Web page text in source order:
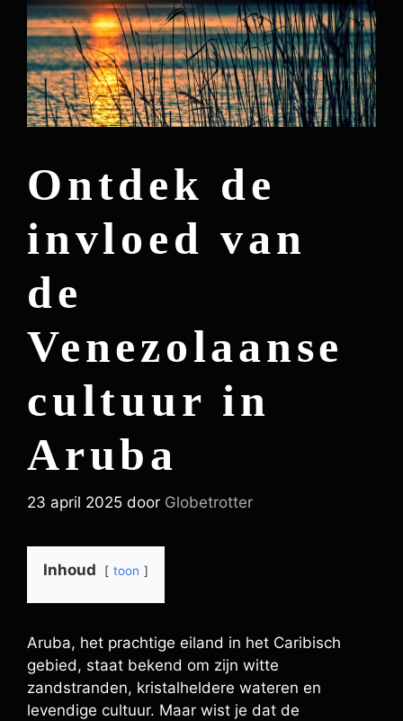
Ontdek de
invloed van
de
Venezolaanse
cultuur in
Aruba
23 april 2025 door Globetrotter
Inhoud toon
Aruba, het prachtige eiland in het Caribisch
gebied, staat bekend om zijn witte
zandstranden, kristalheldere wateren en
levendige cultuur. Maar wist je dat de